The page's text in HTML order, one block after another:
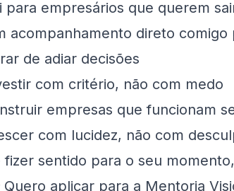
para empresários que querem
acompanhamento direto comigo
de adiar decisões
com critério, não com medo
empresas que funcionam
com lucidez, não com
fizer sentido para o seu
Quero aplicar para a Mentoria